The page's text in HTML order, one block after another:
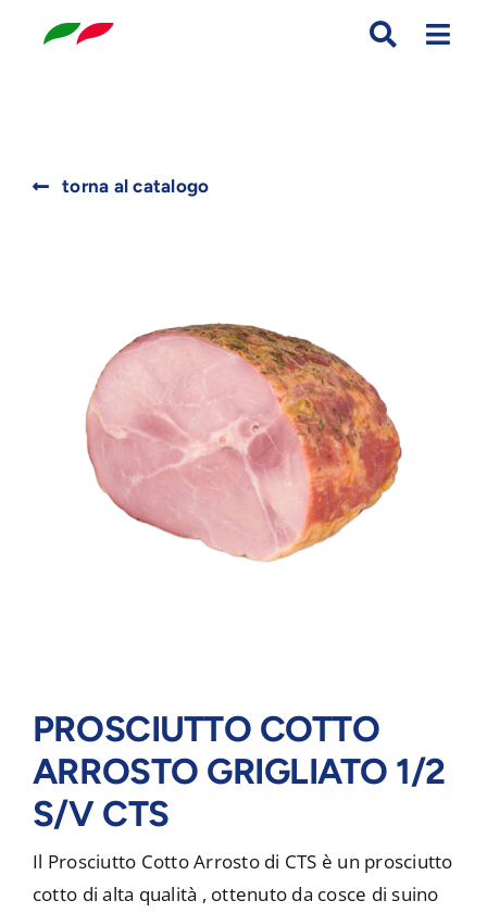
torna al catalogo
PROSCIUTTO COTTO
ARROSTO GRIGLIATO 1/2
S/V CTS
Il Prosciutto Cotto Arrosto di CTS è un prosciutto
cotto di alta qualità , ottenuto da cosce di suino
for: